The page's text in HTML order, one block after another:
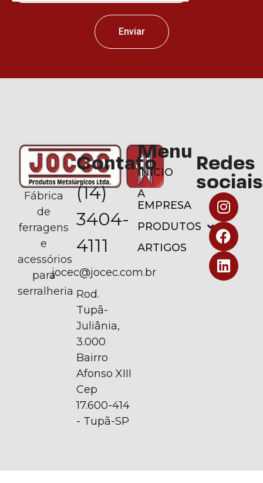
Enviar
Fábrica
de
ferragens
e
acessórios
para
serralheria
Contato
(14)
3404-
4111
jocec@jocec.com.br
Rod.
Tupã-
Juliânia,
3.000
Bairro
Afonso XIII
Cep
17.600-414
- Tupã-SP
Menu
INÍCIO
A
EMPRESA
PRODUTOS
ARTIGOS
Redes
sociais